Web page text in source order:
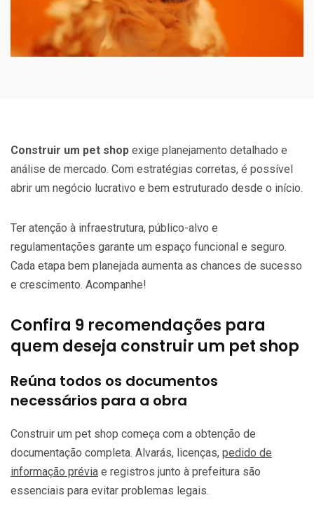
Construir um pet shop exige planejamento detalhado e
análise de mercado. Com estratégias corretas, é possível
abrir um negócio lucrativo e bem estruturado desde o início.
Ter atenção à infraestrutura, público-alvo e
regulamentações garante um espaço funcional e seguro.
Cada etapa bem planejada aumenta as chances de sucesso
e crescimento. Acompanhe!
Confira 9 recomendações para
quem deseja construir um pet shop
Reúna todos os documentos
necessários para a obra
Construir um pet shop começa com a obtenção de
documentação completa. Alvarás, licenças, pedido de
informação prévia e registros junto à prefeitura são
essenciais para evitar problemas legais.